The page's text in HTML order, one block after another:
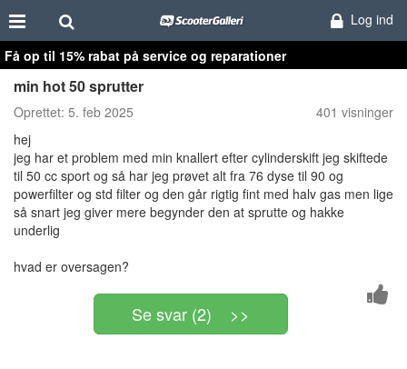
Log ind
Få op til 15% rabat på service og reparationer
min hot 50 sprutter
Oprettet: 5. feb 2025
401 visninger
hej
jeg har et problem med min knallert efter cylinderskift jeg skiftede
til 50 cc sport og så har jeg prøvet alt fra 76 dyse til 90 og
powerfilter og std filter og den går rigtig fint med halv gas men lige
så snart jeg giver mere begynder den at sprutte og hakke
underlig
hvad er oversagen?
Se svar (2) >>